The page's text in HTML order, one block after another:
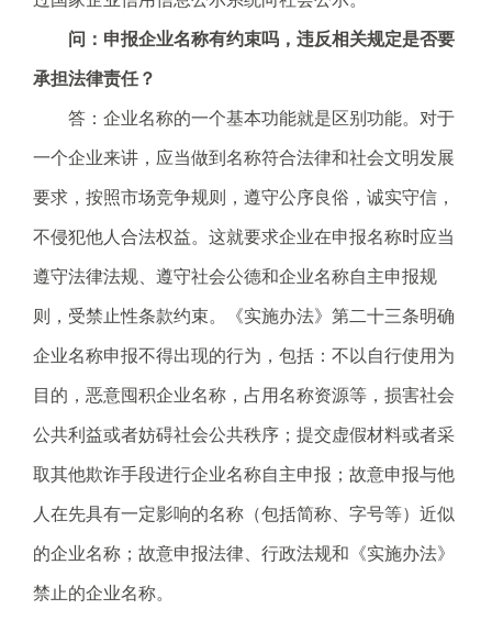
问：申报企业名称有约束吗，违反相关规定是否要
承担法律责任？
答：企业名称的一个基本功能就是区别功能。对于
一个企业来讲，应当做到名称符合法律和社会文明发展
要求，按照市场竞争规则，遵守公序良俗，诚实守信，
不侵犯他人合法权益。这就要求企业在申报名称时应当
遵守法律法规、遵守社会公德和企业名称自主申报规
则，受禁止性条款约束。《实施办法》第二十三条明确
企业名称申报不得出现的行为，包括：不以自行使用为
目的，恶意囤积企业名称，占用名称资源等，损害社会
公共利益或者妨碍社会公共秩序；提交虚假材料或者采
取其他欺诈手段进行企业名称自主申报；故意申报与他
人在先具有一定影响的名称（包括简称、字号等）近似
的企业名称；故意申报法律、行政法规和《实施办法》
禁止的企业名称。